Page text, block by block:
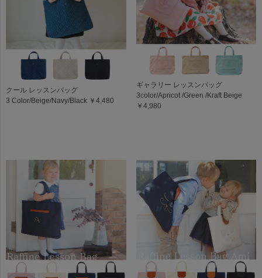
クール レッスンバッグ
3 Color/Beige/Navy/Black ￥4,480
ギャラリー レッスンバッグ
3color/Apricot /Green /Kraft Beige
￥4,980